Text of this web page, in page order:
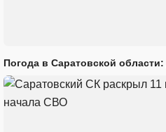
Погода в Саратовской